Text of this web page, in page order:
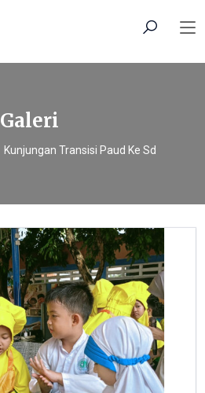
Galeri
Kunjungan Transisi Paud Ke Sd